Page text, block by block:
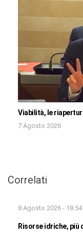
Viabilità, le
7 Agosto 2026
Correlati
8 Agosto 2026 - 18:54
Risorse idriche,